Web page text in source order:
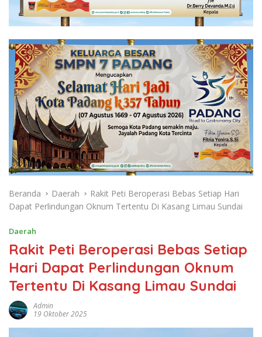
Beranda Daerah
Rakit Peti Beroperasi Bebas Setiap Hari
Dapat Perlindungan Oknum Tertentu Di Kasang Limau Sundai
Daerah
Rakit Peti Beroperasi Bebas Setiap
Hari Dapat Perlindungan Oknum
Tertentu Di Kasang Limau Sundai
Admin
19 Oktober 2025